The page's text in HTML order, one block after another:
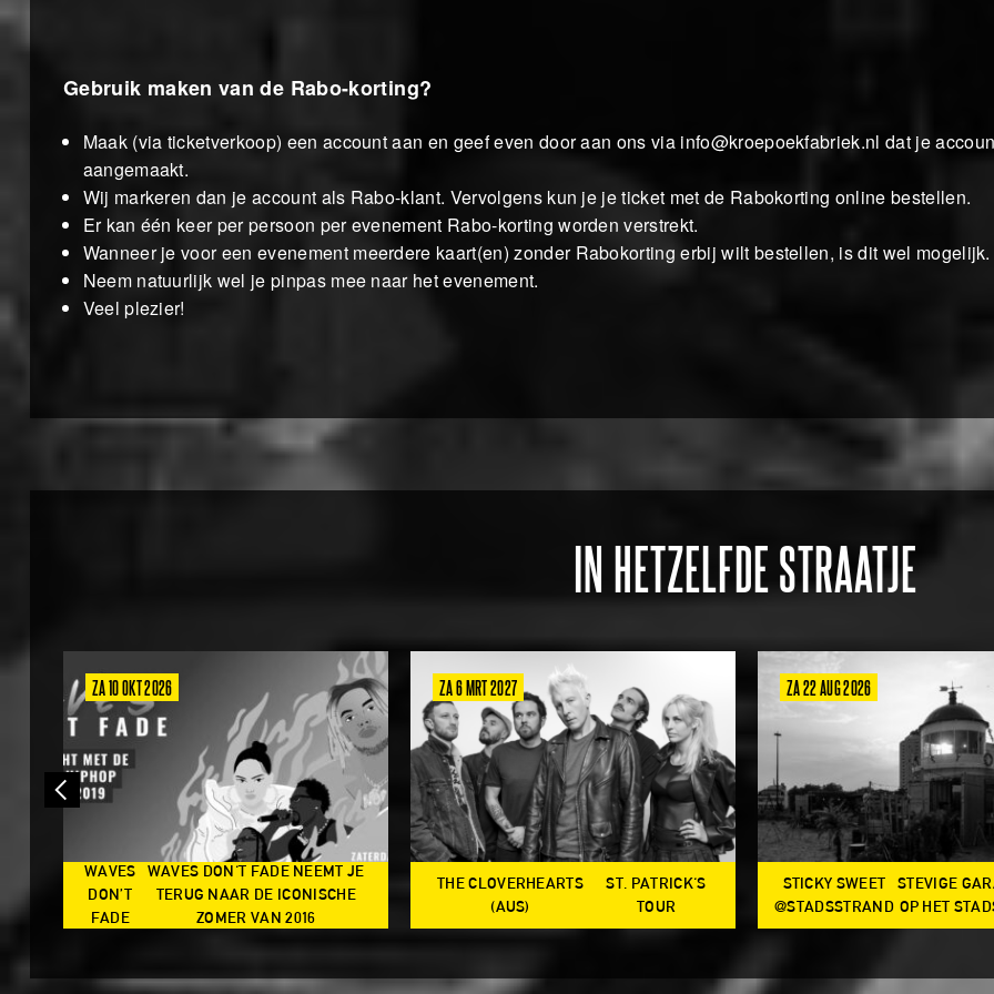
Gebruik maken van de Rabo-korting?
Maak (via ticketverkoop) een account aan en geef even door aan ons via info@kroepoekfabriek.nl dat je
aangemaakt.
Wij markeren dan je account als Rabo-klant. Vervolgens kun je je ticket met de Rabokorting online bestellen.
Er kan één keer per persoon per evenement Rabo-korting worden verstrekt.
Wanneer je voor een evenement meerdere kaart(en) zonder Rabokorting erbij wilt bestellen, is dit wel mogelijk.
Neem natuurlijk wel je pinpas mee naar het evenement.
Veel plezier!
IN HETZELFDE STRAATJE
ZA 10 OKT 2026
WAVES
DON’T
FADE
WAVES DON'T FADE NEEMT JE
TERUG NAAR DE ICONISCHE
ZOMER VAN 2016
ZA 6 MRT 2027
THE CLOVERHEARTS
(AUS)
ST. PATRICK'S
TOUR
ZA 22 AUG 2026
STICKY SWEET
@STADSSTRAND
STEVIGE
OP HET